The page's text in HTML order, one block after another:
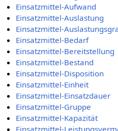
Einsatzmittel-Aufwand
Einsatzmittel-Auslastung
Einsatzmittel-
Einsatzmittel-Bedarf
Einsatzmittel-Bereitstellung
Einsatzmittel-Bestand
Einsatzmittel-Disposition
Einsatzmittel-Einheit
Einsatzmittel-Einsatzdauer
Einsatzmittel-Gruppe
Einsatzmittel-Kapazität